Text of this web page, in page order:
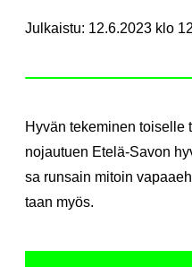
Julkaistu: 12.6.2023 klo
Hyvän te­ke­mi­nen toi­sel­le
no­jau­tuen Etelä-​Savon
sa run­sain mi­toin
taan myös.